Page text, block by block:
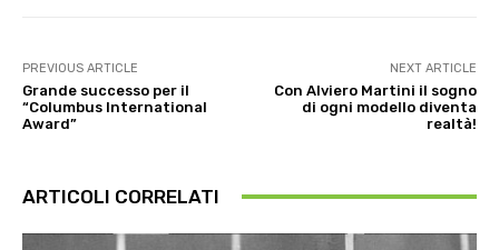
PREVIOUS ARTICLE
Grande successo per il
“Columbus International
Award”
NEXT ARTICLE
Con Alviero Martini il sogno
di ogni modello diventa
realtà!
ARTICOLI CORRELATI